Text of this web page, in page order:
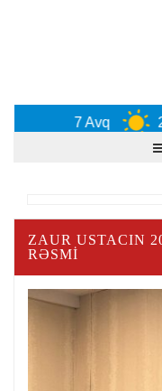
7 Avq
ZAUR USTACIN
RƏSMİ